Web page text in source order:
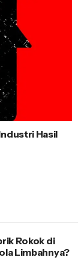
Hasil
Rokok di
Limbahnya?